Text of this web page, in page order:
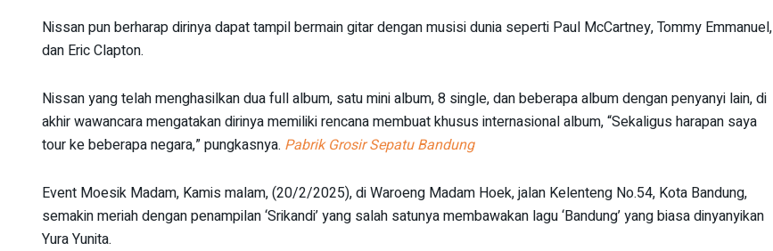
Nissan pun berharap dirinya dapat tampil bermain gitar dengan musisi dunia seperti Paul McCartney, Tommy Emmanuel,
dan Eric Clapton.
Nissan yang telah menghasilkan dua full album, satu mini album, 8 single, dan beberapa album dengan penyanyi lain, di
akhir wawancara mengatakan dirinya memiliki rencana membuat khusus internasional album, “Sekaligus harapan saya
tour ke beberapa negara,” pungkasnya. Pabrik Grosir Sepatu Bandung
Event Moesik Madam, Kamis malam, (20/2/2025), di Waroeng Madam Hoek, jalan Kelenteng No.54, Kota Bandung,
semakin meriah dengan penampilan ‘Srikandi’ yang salah satunya membawakan lagu ‘Bandung’ yang biasa dinyanyikan
Yura Yunita.